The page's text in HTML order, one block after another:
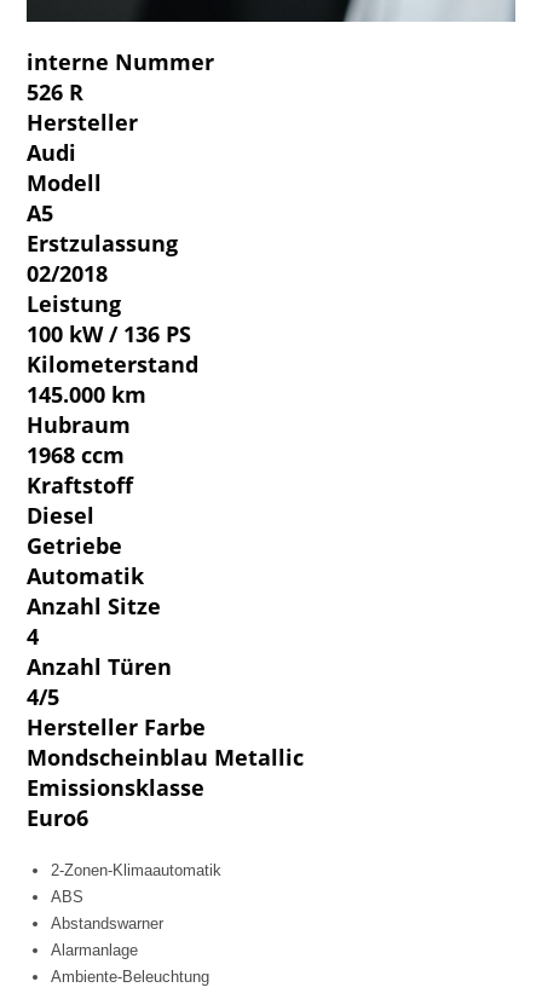
interne Nummer
526 R
Hersteller
Audi
Modell
A5
Erstzulassung
02/2018
Leistung
100 kW / 136 PS
Kilometerstand
145.000 km
Hubraum
1968 ccm
Kraftstoff
Diesel
Getriebe
Automatik
Anzahl Sitze
4
Anzahl Türen
4/5
Hersteller Farbe
Mondscheinblau Metallic
Emissionsklasse
Euro6
2-Zonen-Klimaautomatik
ABS
Abstandswarner
Alarmanlage
Ambiente-Beleuchtung